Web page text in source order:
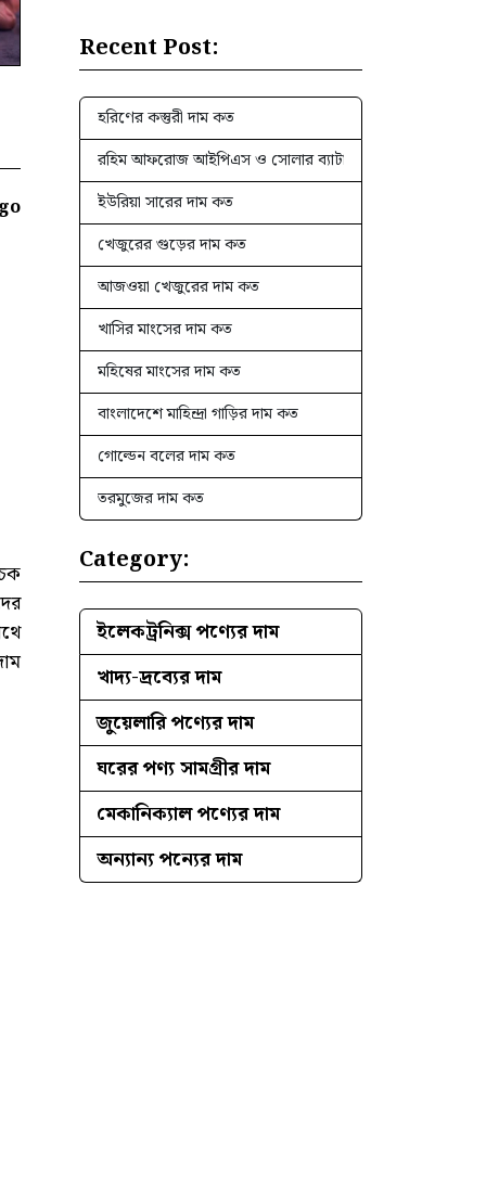
Recent Post:
হরিণের কস্তুরী দাম কত
রহিম আফরোজ আইপিএস ও সোলার ব্যাটারি এর দাম কত
ইউরিয়া সারের দাম কত
খেজুরের গুড়ের দাম কত
আজওয়া খেজুরের দাম কত
খাসির মাংসের দাম কত
মহিষের মাংসের দাম কত
বাংলাদেশে মাহিন্দ্রা গাড়ির দাম কত
গোল্ডেন বলের দাম কত
তরমুজের দাম কত
Category:
ইলেকট্রনিক্স পণ্যের দাম
খাদ্য-দ্রব্যের দাম
জুয়েলারি পণ্যের দাম
ঘরের পণ্য সামগ্রীর দাম
মেকানিক্যাল পণ্যের দাম
অন্যান্য পন্যের দাম